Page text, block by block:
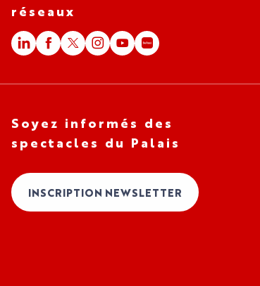
réseaux
Soyez informés des
spectacles du Palais
INSCRIPTION NEWSLETTER